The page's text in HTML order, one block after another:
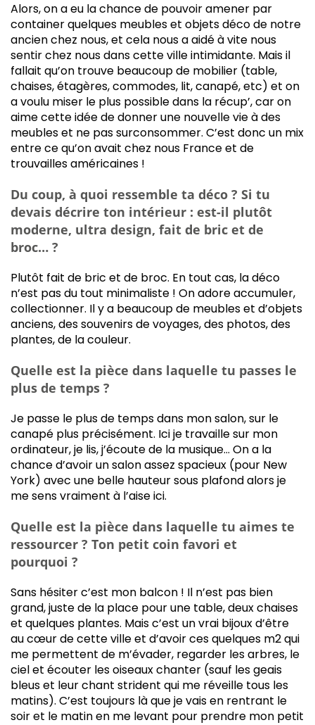
Alors, on a eu la chance de pouvoir amener par
container quelques meubles et objets déco de notre
ancien chez nous, et cela nous a aidé à vite nous
sentir chez nous dans cette ville intimidante. Mais il
fallait qu’on trouve beaucoup de mobilier (table,
chaises, étagères, commodes, lit, canapé, etc) et on
a voulu miser le plus possible dans la récup’, car on
aime cette idée de donner une nouvelle vie à des
meubles et ne pas surconsommer. C’est donc un mix
entre ce qu’on avait chez nous France et de
trouvailles américaines !
Du coup, à quoi ressemble ta déco ? Si tu
devais décrire ton intérieur : est-il plutôt
moderne, ultra design, fait de bric et de
broc… ?
Plutôt fait de bric et de broc. En tout cas, la déco
n’est pas du tout minimaliste ! On adore accumuler,
collectionner. Il y a beaucoup de meubles et d’objets
anciens, des souvenirs de voyages, des photos, des
plantes, de la couleur.
Quelle est la pièce dans laquelle tu passes le
plus de temps ?
Je passe le plus de temps dans mon salon, sur le
canapé plus précisément. Ici je travaille sur mon
ordinateur, je lis, j’écoute de la musique… On a la
chance d’avoir un salon assez spacieux (pour New
York) avec une belle hauteur sous plafond alors je
me sens vraiment à l’aise ici.
Quelle est la pièce dans laquelle tu aimes te
ressourcer ? Ton petit coin favori et
pourquoi ?
Sans hésiter c’est mon balcon ! Il n’est pas bien
grand, juste de la place pour une table, deux chaises
et quelques plantes. Mais c’est un vrai bijoux d’être
au cœur de cette ville et d’avoir ces quelques m2 qui
me permettent de m’évader, regarder les arbres, le
ciel et écouter les oiseaux chanter (sauf les geais
bleus et leur chant strident qui me réveille tous les
matins). C’est toujours là que je vais en rentrant le
soir et le matin en me levant pour prendre mon petit